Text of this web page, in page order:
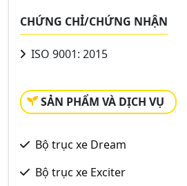
CHỨNG CHỈ/CHỨNG NHẬN
ISO 9001: 2015
SẢN PHẨM VÀ DỊCH VỤ
Bộ trục xe Dream
Bộ trục xe Exciter